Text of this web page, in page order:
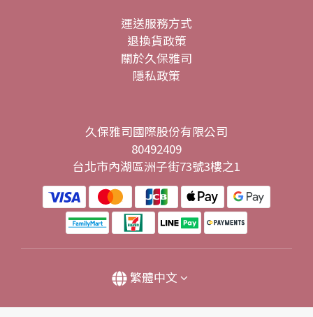
運送服務方式
退換貨政策
關於久保雅司
隱私政策
久保雅司國際股份有限公司
80492409
台北市內湖區洲子街73號3樓之1
繁體中文